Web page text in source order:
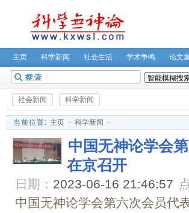
主页 科学新闻 社会生活 学术争鸣 论文
无神论坛
社会新闻 科学新闻
当前位置: 主页 > 科学新闻 >
中国无神论学会
在京召开
日期： 2023-06-16 21:46:57
中国无神论学会第六次会员代